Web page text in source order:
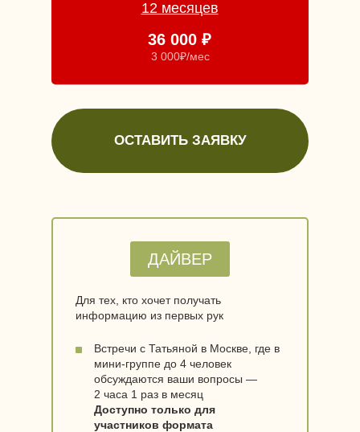
ОСТАВИТЬ ЗАЯВКУ
Для тех, кто хочет получать
информацию из первых рук
Встречи с Татьяной в Москве, где в
мини-группе до 4 человек
обсуждаются ваши вопросы —
2 часа 1 раз в месяц
Доступно только для
участников формата
12 месяцев
3 000₽/мес
36 000 ₽
ДАЙВЕР